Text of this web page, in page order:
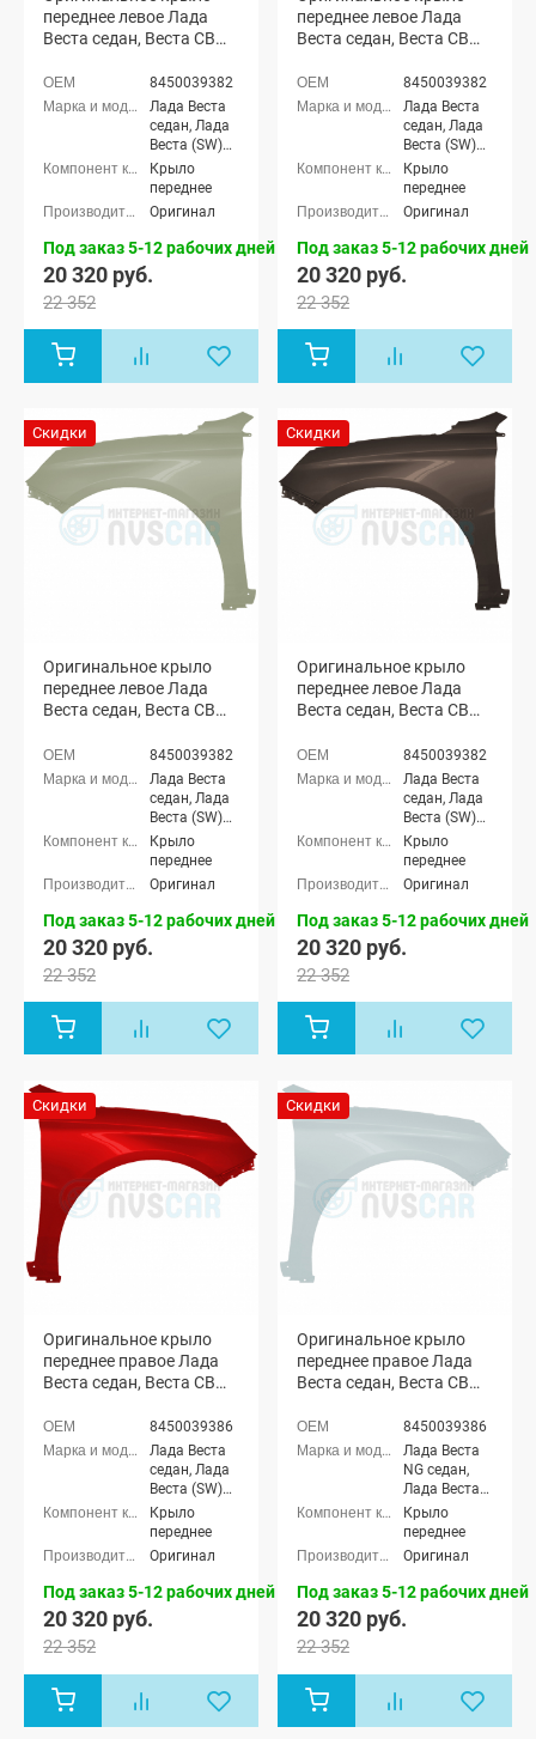
переднее левое Лада
Веста седан, Веста СВ
476)
8450039382
Лада Веста
седан, Лада
Веста (SW)
универсал
Крыло
переднее
Оригинал
Под заказ 5-12 рабочих дней
20 320 руб.
22 352
переднее левое Лада
Веста седан, Веста СВ
372)
8450039382
Лада Веста
седан, Лада
Веста (SW)
универсал
Крыло
переднее
Оригинал
Под заказ 5-12 рабочих дней
20 320 руб.
22 352
Скидки
Оригинальное крыло
переднее левое Лада
Веста седан, Веста СВ
247)
8450039382
Лада Веста
седан, Лада
Веста (SW)
универсал
Крыло
переднее
Оригинал
Под заказ 5-12 рабочих дней
20 320 руб.
22 352
Скидки
Оригинальное крыло
переднее левое Лада
Веста седан, Веста СВ
8450039382
Лада Веста
седан, Лада
Веста (SW)
универсал
Крыло
переднее
Оригинал
Под заказ 5-12 рабочих дней
20 320 руб.
22 352
Скидки
Оригинальное крыло
переднее правое Лада
Веста седан, Веста СВ
195)
8450039386
Лада Веста
седан, Лада
Веста (SW)
универсал
Крыло
переднее
Оригинал
Под заказ 5-12 рабочих дней
20 320 руб.
22 352
Скидки
Оригинальное крыло
переднее правое Лада
Веста седан, Веста СВ
221)
8450039386
Лада Веста
NG седан,
Лада Веста
NG (SW)
универсал,
Лада Веста
седан, Лада
Веста (SW)
универсал
Крыло
переднее
Оригинал
Под заказ 5-12 рабочих дней
20 320 руб.
22 352